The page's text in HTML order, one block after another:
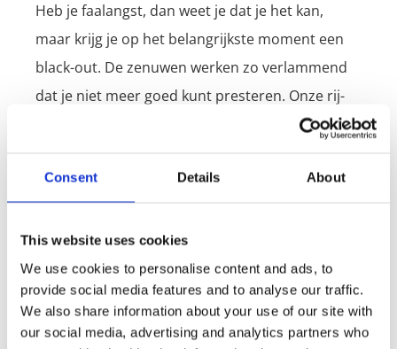
Consent Details About
This website uses cookies
We use cookies to personalise content and ads, to
provide social media features and to analyse our traffic.
We also share information about your use of our site with
our social media, advertising and analytics partners who
Heb je faalangst, dan weet je dat je het kan,
maar krijg je op het belangrijkste moment een
black-out. De zenuwen werken zo verlammend
dat je niet meer goed kunt presteren. Onze rij-
begeleiden. Ze kijken naar de bron van faalangst
en proberen jou zoveel mogelijk zelfvertrouwen
te geven tijdens de rijlessen. Ga je uiteindelijk op
voor je rijexamen? Dan zijn je zenuwen flink
verminderd. Lijd je aan faalangst? Dan kies je
voor Autorijschool v. Engelenburg in regio